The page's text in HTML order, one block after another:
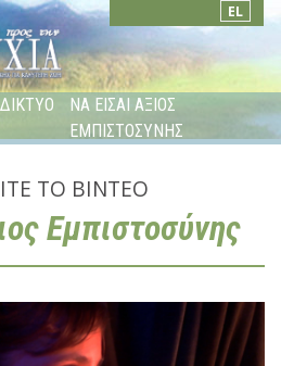
EL
ΝΑ ΕΙΣΑΙ ΑΞΙΟΣ
ΕΜΠΙΣΤΟΣΥΝΗΣ
ΤΟ ΒΙΝΤΕΟ
Εμπιστοσύνης